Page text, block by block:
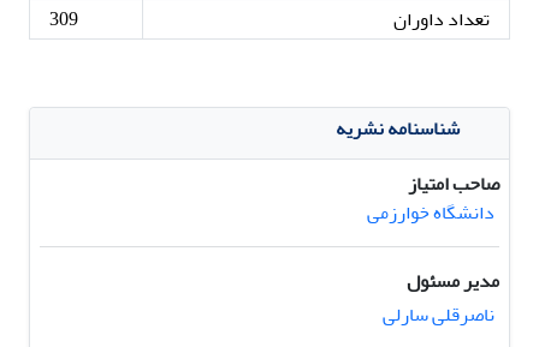
تعداد داوران
309
شناسنامه نشریه
صاحب امتیاز
دانشگاه خوارزمی
مدیر مسئول
ناصرقلی سارلی